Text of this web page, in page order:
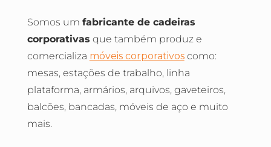
Somos um fabricante de cadeiras
corporativas que também produz e
comercializa móveis corporativoscomo:
mesas, estações de trabalho, linha
plataforma, armários, arquivos, gaveteiros,
balcões, bancadas, móveis de aço e muito
mais.